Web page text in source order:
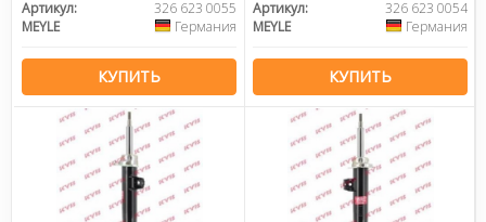
Артикул:
326 623 0055
MEYLE
Германия
КУПИТЬ
Артикул:
326 623 0054
MEYLE
Германия
КУПИТЬ